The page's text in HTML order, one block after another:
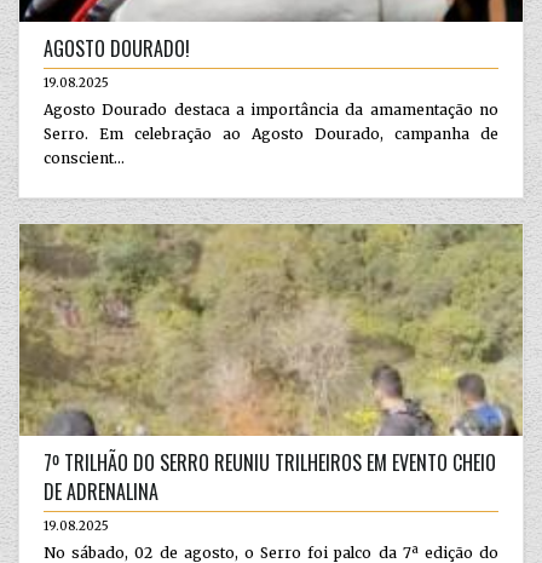
AGOSTO DOURADO!
19.08.2025
Agosto Dourado destaca a importância da amamentação no
Serro. Em celebração ao Agosto Dourado, campanha de
conscient...
7º TRILHÃO DO SERRO REUNIU TRILHEIROS EM EVENTO CHEIO
DE ADRENALINA
19.08.2025
No sábado, 02 de agosto, o Serro foi palco da 7ª edição do